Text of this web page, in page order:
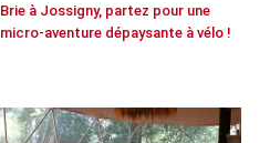
Brie à Jossigny, partez pour une
micro-aventure dépaysante à vélo !